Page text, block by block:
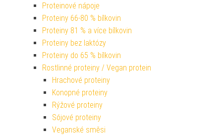
Proteinové nápoje
Proteiny 66-80 % bílkovin
Proteiny 81 % a více bílkovin
Proteiny bez laktózy
Proteiny do 65 % bílkovin
Rostlinné proteiny / Vegan protein
Hrachové proteiny
Konopné proteiny
Rýžové proteiny
Sójové proteiny
Veganské směsi